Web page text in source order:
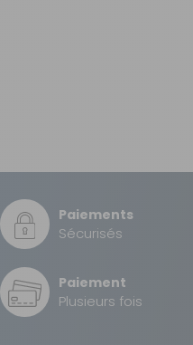
Paiements
Sécurisés
Paiement
Plusieurs fois